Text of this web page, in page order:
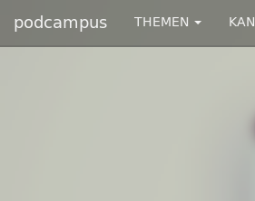
podcampus THEMEN